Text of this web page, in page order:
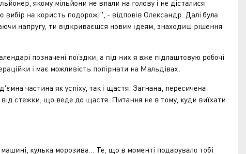
якому мільйони не впали на голову і не дісталися
на користь подорожі", - відповів Олександр. Далі була
напругу, ти відкриваєшся новим ідеям, знаходиш рішення
позначені поїздки, а під них я вже підлаштовую робочі
і має можливість попірнати на Мальдівах.
частина як успіху, так і щастя. Загнана, пересичена
стежки, що веде до щастя. Питання не в тому, куди виїхати
кулька морозива... Те, що в моменті подарувало тобі